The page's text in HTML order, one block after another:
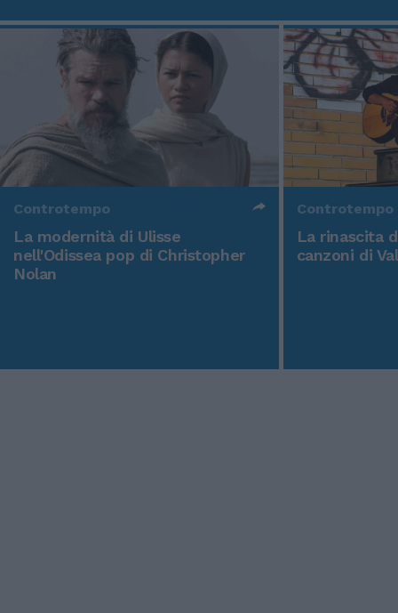
Controtempo
La modernità di Ulisse
nell'Odissea pop di Christopher
Nolan
Controtempo
La rinascita
canzoni di